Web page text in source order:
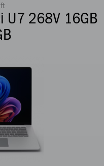
U7 268V 16GB